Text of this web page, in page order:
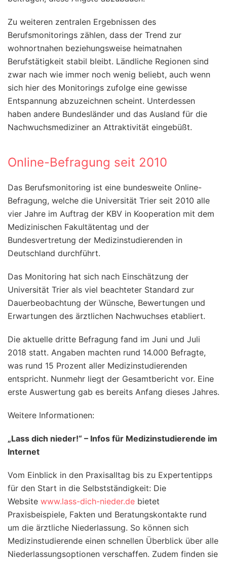
Zu weiteren zentralen Ergebnissen des
Berufsmonitorings zählen, dass der Trend zur
wohnortnahen beziehungsweise heimatnahen
Berufstätigkeit stabil bleibt. Ländliche Regionen sind
zwar nach wie immer noch wenig beliebt, auch wenn
sich hier des Monitorings zufolge eine gewisse
Entspannung abzuzeichnen scheint. Unterdessen
haben andere Bundesländer und das Ausland für die
Nachwuchsmediziner an Attraktivität eingebüßt.
Online-Befragung seit 2010
Das Berufsmonitoring ist eine bundesweite Online-
Befragung, welche die Universität Trier seit 2010 alle
vier Jahre im Auftrag der KBV in Kooperation mit dem
Medizinischen Fakultätentag und der
Bundesvertretung der Medizinstudierenden in
Deutschland durchführt.
Das Monitoring hat sich nach Einschätzung der
Universität Trier als viel beachteter Standard zur
Dauerbeobachtung der Wünsche, Bewertungen und
Erwartungen des ärztlichen Nachwuchses etabliert.
Die aktuelle dritte Befragung fand im Juni und Juli
2018 statt. Angaben machten rund 14.000 Befragte,
was rund 15 Prozent aller Medizinstudierenden
entspricht. Nunmehr liegt der Gesamtbericht vor. Eine
erste Auswertung gab es bereits Anfang dieses Jahres.
Weitere Informationen:
„Lass dich nieder!“ – Infos für Medizinstudierende im
Internet
Vom Einblick in den Praxisalltag bis zu Expertentipps
für den Start in die Selbstständigkeit: Die
Website www.lass-dich-nieder.de bietet
Praxisbeispiele, Fakten und Beratungskontakte rund
um die ärztliche Niederlassung. So können sich
Medizinstudierende einen schnellen Überblick über alle
Niederlassungsoptionen verschaffen. Zudem finden sie